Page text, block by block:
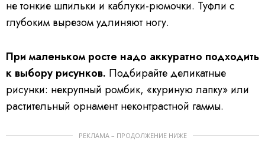
не тонкие шпильки и каблуки-рюмочки. Туфли с
глубоким вырезом удлиняют ногу.
При маленьком росте надо аккуратно подходить
к выбору рисунков. Подбирайте деликатные
рисунки: некрупный ромбик, «куриную лапку» или
растительный орнамент неконтрастной гаммы.
РЕКЛАМА – ПРОДОЛЖЕНИЕ НИЖЕ